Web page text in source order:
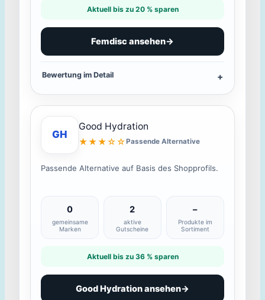
Aktuell bis zu 20 % sparen
Femdisc ansehen→
Bewertung im Detail
GH
Good Hydration
★★★☆☆Passende Alternative
Passende Alternative auf Basis des Shopprofils.
0
gemeinsame
Marken
2
aktive
Gutscheine
–
Produkte im
Sortiment
Aktuell bis zu 36 % sparen
Good Hydration ansehen→